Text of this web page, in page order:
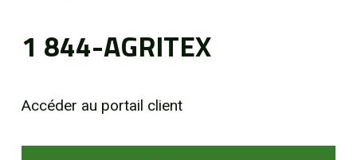
1 844-AGRITEX
Accéder au portail client